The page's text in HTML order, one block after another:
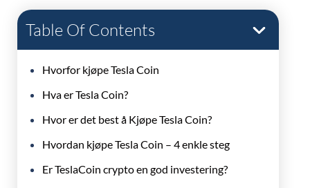
Table Of Contents
Hvorfor kjøpe Tesla Coin
Hva er Tesla Coin?
Hvor er det best å Kjøpe Tesla Coin?
Hvordan kjøpe Tesla Coin – 4 enkle steg
Er TeslaCoin crypto en god investering?